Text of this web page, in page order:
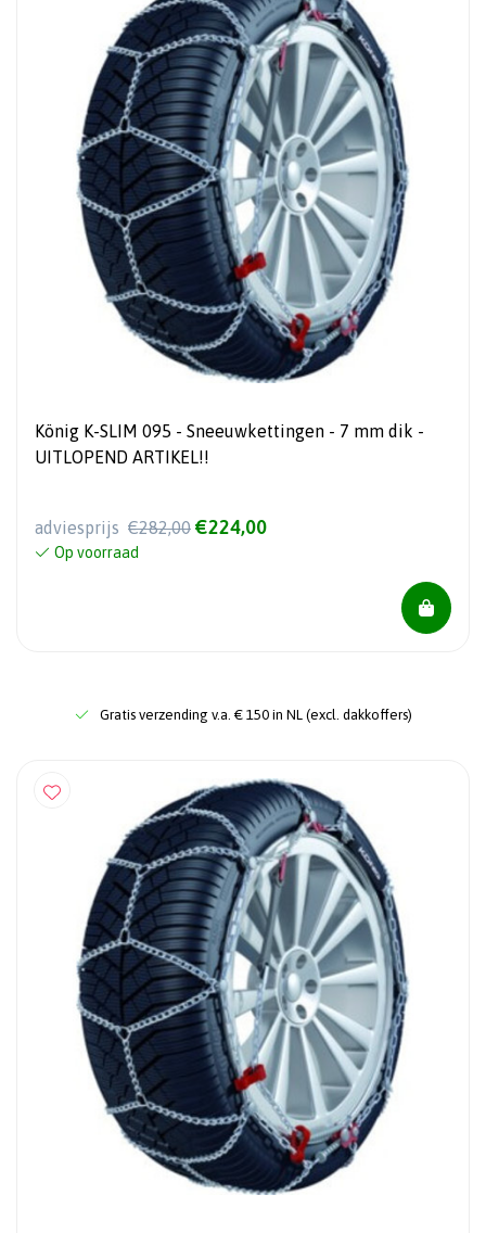
König K-SLIM 095 - Sneeuwkettingen - 7 mm dik -
UITLOPEND ARTIKEL!!
adviesprijs €282,00 €224,00
Op voorraad
Gratis verzending v.a. € 150 in NL (excl. dakkoffers)